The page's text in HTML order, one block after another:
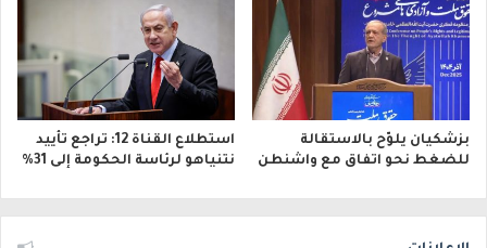
بزشكيان يلوّح بالاستقالة
للضغط نحو اتفاق مع واشنطن
استطلاع القناة 12: تراجع تأييد
نتنياهو لرئاسة الحكومة إلى 31%